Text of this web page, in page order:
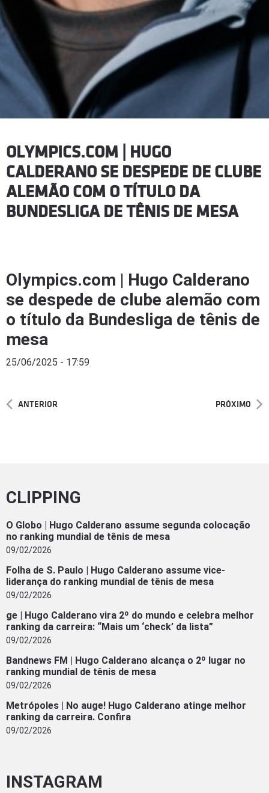
OLYMPICS.COM | HUGO
CALDERANO SE DESPEDE DE CLUBE
ALEMÃO COM O TÍTULO DA
BUNDESLIGA DE TÊNIS DE MESA
Olympics.com | Hugo Calderano
se despede de clube alemão com
o título da Bundesliga de tênis de
mesa
25/06/2025 - 17:59
ANTERIOR PRÓXIMO
CLIPPING
O Globo | Hugo Calderano assume segunda colocação
no ranking mundial de tênis de mesa
09/02/2026
Folha de S. Paulo | Hugo Calderano assume vice-
liderança do ranking mundial de tênis de mesa
09/02/2026
ge | Hugo Calderano vira 2º do mundo e celebra melhor
ranking da carreira: “Mais um ‘check’ da lista”
09/02/2026
Bandnews FM | Hugo Calderano alcança o 2º lugar no
ranking mundial de tênis de mesa
09/02/2026
Metrópoles | No auge! Hugo Calderano atinge melhor
ranking da carreira. Confira
09/02/2026
INSTAGRAM